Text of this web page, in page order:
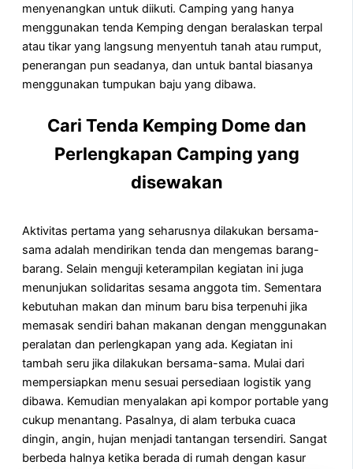
menyenangkan untuk diikuti. Camping yang hanya
menggunakan tenda Kemping dengan beralaskan terpal
atau tikar yang langsung menyentuh tanah atau rumput,
penerangan pun seadanya, dan untuk bantal biasanya
menggunakan tumpukan baju yang dibawa.
Cari Tenda Kemping Dome dan
Perlengkapan Camping yang
disewakan
Aktivitas pertama yang seharusnya dilakukan bersama-
sama adalah mendirikan tenda dan mengemas barang-
barang. Selain menguji keterampilan kegiatan ini juga
menunjukan solidaritas sesama anggota tim. Sementara
kebutuhan makan dan minum baru bisa terpenuhi jika
memasak sendiri bahan makanan dengan menggunakan
peralatan dan perlengkapan yang ada. Kegiatan ini
tambah seru jika dilakukan bersama-sama. Mulai dari
mempersiapkan menu sesuai persediaan logistik yang
dibawa. Kemudian menyalakan api kompor portable yang
cukup menantang. Pasalnya, di alam terbuka cuaca
dingin, angin, hujan menjadi tantangan tersendiri. Sangat
berbeda halnya ketika berada di rumah dengan kasur